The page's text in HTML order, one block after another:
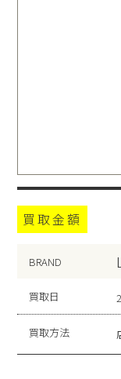
買取金額
BRAND
買取日
買取方法